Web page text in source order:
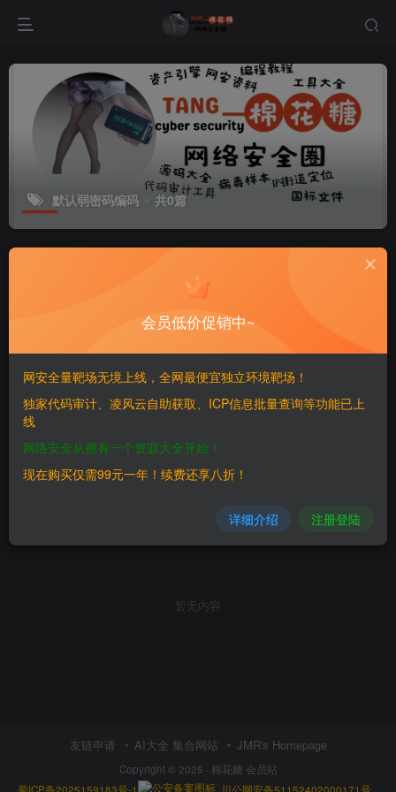
默认弱密码编码 共0篇
暂无内容
友链申请 AI大全 集合网站 JMR's Homepage
Copyright © 2025 · 棉花糖 会员站
会员低价促销中~
网安全量靶场无境上线，全网最便宜独立环境靶场！
独家代码审计、凌风云自助获取、ICP信息批量查询等功能已上
线
网络安全从拥有一个资源大全开始！
现在购买仅需99元一年！续费还享八折！
详细介绍 注册登陆